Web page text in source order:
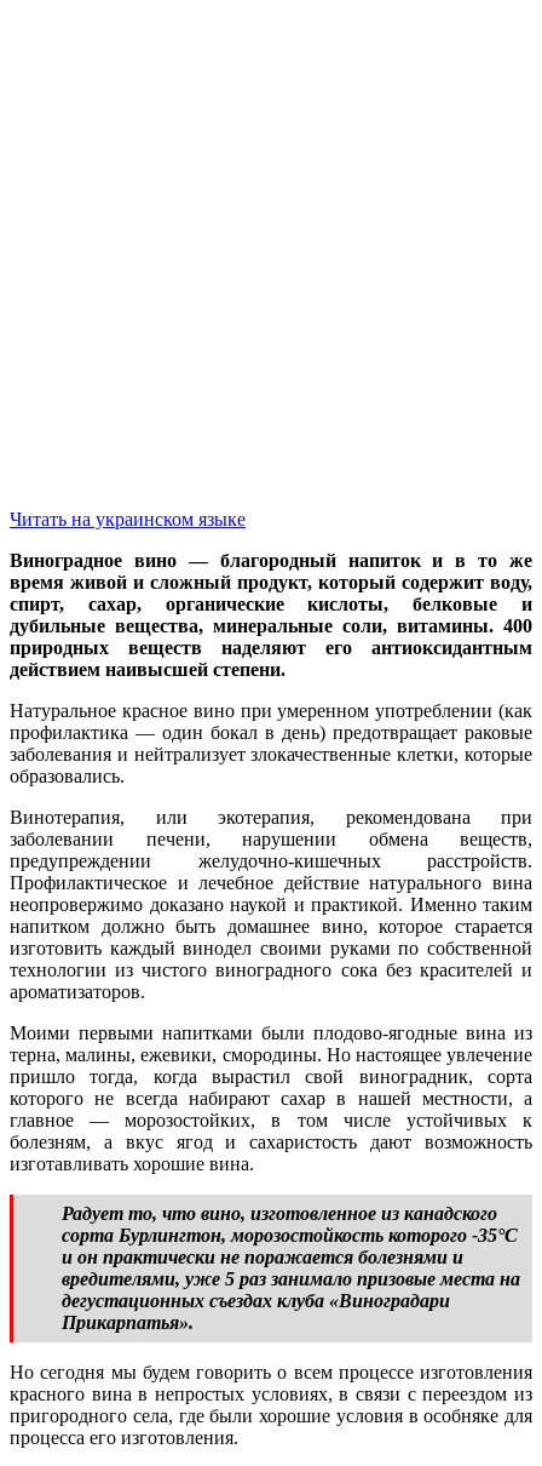
Читать на украинском языке
Виноградное вино — благородный напиток и в то же
время живой и сложный продукт, который содержит воду,
спирт, сахар, органические кислоты, белковые и
дубильные вещества, минеральные соли, витамины. 400
природных веществ наделяют его антиоксидантным
действием наивысшей степени.
Натуральное красное вино при умеренном употреблении (как
профилактика — один бокал в день) предотвращает раковые
заболевания и нейтрализует злокачественные клетки, которые
образовались.
Винотерапия, или экотерапия, рекомендована при
заболевании печени, нарушении обмена веществ,
предупреждении желудочно-кишечных расстройств.
Профилактическое и лечебное действие натурального вина
неопровержимо доказано наукой и практикой. Именно таким
напитком должно быть домашнее вино, которое старается
изготовить каждый винодел своими руками по собственной
технологии из чистого виноградного сока без красителей и
ароматизаторов.
Моими первыми напитками были плодово-ягодные вина из
терна, малины, ежевики, смородины. Но настоящее увлечение
пришло тогда, когда вырастил свой виноградник, сорта
которого не всегда набирают сахар в нашей местности, а
главное — морозостойких, в том числе устойчивых к
болезням, а вкус ягод и сахаристость дают возможность
изготавливать хорошие вина.
Радует то, что вино, изготовленное из канадского
сорта Бурлингтон, морозостойкость которого -35°С
и он практически не поражается болезнями и
вредителями, уже 5 раз занимало призовые места на
дегустационных съездах клуба «Виноградари
Прикарпатья».
Но сегодня мы будем говорить о всем процессе изготовления
красного вина в непростых условиях, в связи с переездом из
пригородного села, где были хорошие условия в особняке для
процесса его изготовления.